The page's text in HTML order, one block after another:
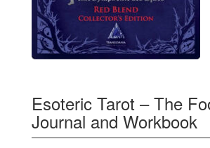
Esoteric Tarot – The
Journal and Workbook